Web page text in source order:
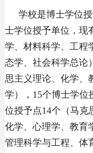
学校是博士学位
士学位授予单位，现
学、材料科学、工程
态学、社会科学总论
思主义理论、化学、
学），15个博士学位
位授予点14个（马克
化学、心理学、教育
管理科学与工程、体